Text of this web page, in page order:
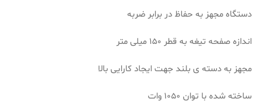
دستگاه مجهز به حفاظ در برابر ضربه
اندازه صفحه تیغه به قطر 150 میلی متر
مجهز به دسته ی بلند جهت ایجاد کارایی بالا
ساخته شده با توان 1050 وات